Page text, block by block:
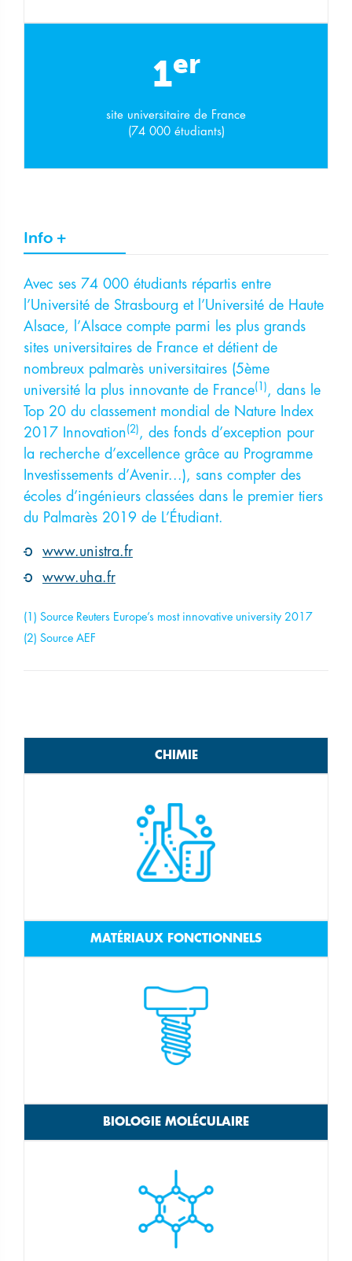
1er
site universitaire de France
(74 000 étudiants)
Info +
Avec ses 74 000 étudiants répartis entre
l’Université de Strasbourg et l’Université de Haute
Alsace, l’Alsace compte parmi les plus grands
sites universitaires de France et détient de
nombreux palmarès universitaires (5ème
université la plus innovante de France(1) , dans le
Top 20 du classement mondial de Nature Index
2017 Innovation(2) , des fonds d’exception pour
la recherche d’excellence grâce au Programme
Investissements d’Avenir...), sans compter des
écoles d’ingénieurs classées dans le premier tiers
du Palmarès 2019 de L’Étudiant.
www.unistra.fr
www.uha.fr
(1) Source Reuters Europe’s most innovative university 2017
(2) Source AEF
CHIMIE
MATÉRIAUX FONCTIONNELS
BIOLOGIE MOLÉCULAIRE